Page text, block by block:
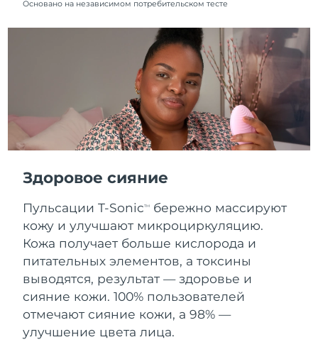
Основано на независимом потребительском тесте
Здоровое сияние
Пульсации T-SonicTM
бережно массируют
кожу и улучшают микроциркуляцию.
Кожа получает больше кислорода и
питательных элементов, а токсины
выводятся, результат — здоровье и
сияние кожи. 100% пользователей
отмечают сияние кожи, а 98% —
улучшение цвета лица.
Ожидаемая дата доставки
8/11/26
Ожидаемая дата доставки
8/9/26
Словения
Ожидаемая дата доставки
8/9/26
Республика
Республика Корея
Ожидаемая дата доставки
8/11/26
Ожидаемая дата доставки
Швеция
Ожидаемая дата доставки
Швейцария
Ожидаемая дата доставки